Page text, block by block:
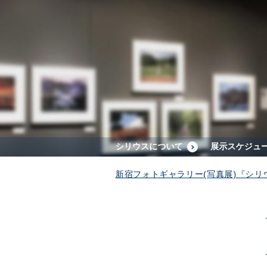
シリウスについて 展示スケジュ
新宿フォトギャラリー(写真展)『シリ